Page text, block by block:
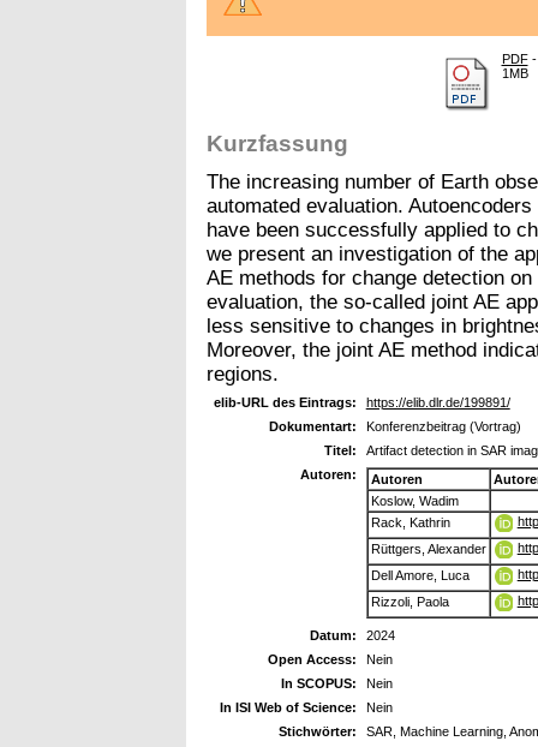
PDF-
1MB
Kurzfassung
The increasing number of Earth
automated evaluation.
have been successfully applied to
we present an investigation of the
AE methods for change detection
evaluation, the so-called joint AE
less sensitive to changes in
Moreover, the joint AE method
regions.
elib-URL des Eintrags:
https://elib.dlr.de/199891/
Dokumentart:
Konferenzbeitrag (Vortrag)
Titel:
Artifact detection in SAR
Autoren:
Autoren
Koslow, Wadim
Rack, Kathrin
Rüttgers, Alexander
Dell Amore, Luca
Rizzoli, Paola
Datum:
2024
Open Access:
Nein
In SCOPUS:
Nein
In ISI Web of Science:
Nein
Stichwörter:
SAR, Machine Learning,